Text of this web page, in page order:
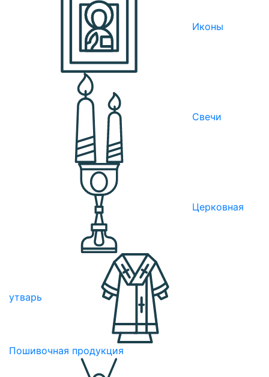
Иконы
Свечи
Церковная
утварь
Пошивочная продукция